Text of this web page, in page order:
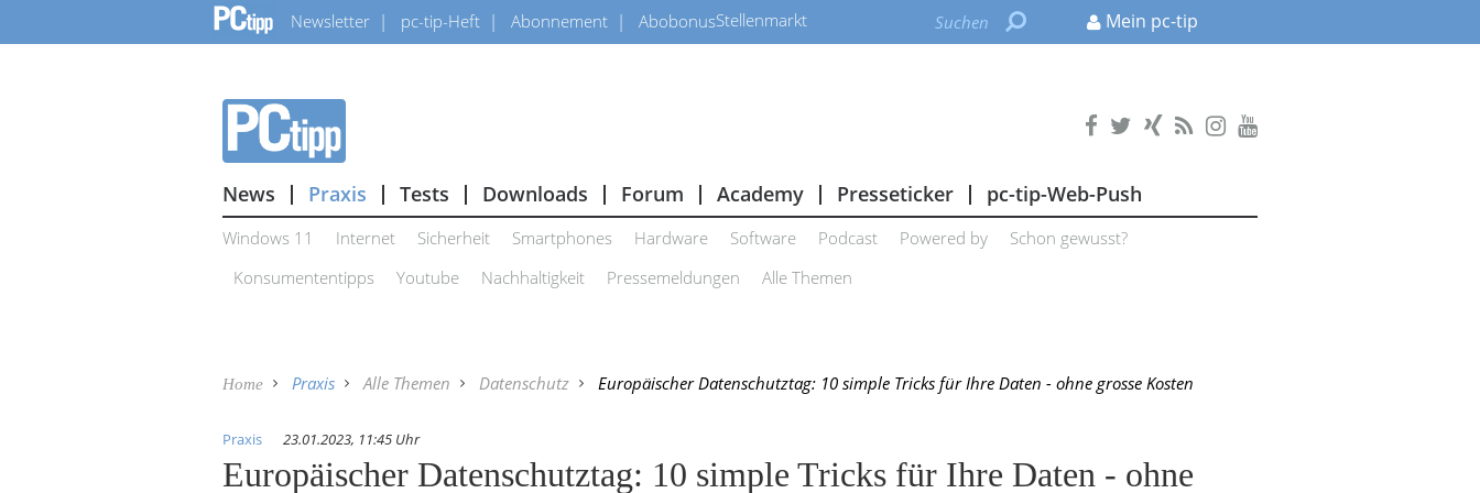
Newsletter pc-tip-Heft Abonnement AbobonusStellenmarkt Mein pc-tip
News Praxis Tests Downloads Forum Academy Presseticker pc-tip-Web-Push
Windows 11 Internet Sicherheit Smartphones Hardware Software Podcast Powered by
Schon gewusst?
Konsumententipps
Youtube Nachhaltigkeit Pressemeldungen Alle Themen
Home Praxis Alle Themen Datenschutz Europäischer Datenschutztag: 10 simple Tricks für Ihre Daten - ohne grosse Kosten
Praxis 23.01.2023, 11:45 Uhr
Europäischer Datenschutztag: 10 simple Tricks für Ihre Daten - ohne